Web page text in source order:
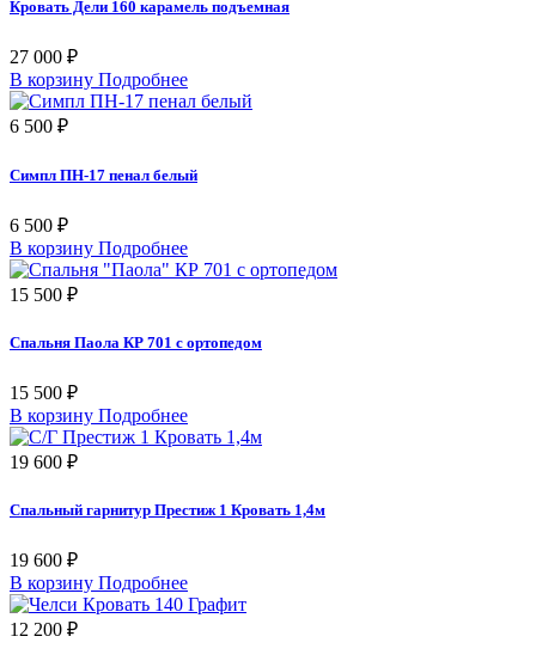
Кровать Дели 160 карамель подъемная
27 000 ₽
В корзину Подробнее
6 500 ₽
Симпл ПН-17 пенал белый
6 500 ₽
В корзину Подробнее
15 500 ₽
Спальня Паола КР 701 с ортопедом
15 500 ₽
В корзину Подробнее
19 600 ₽
Спальный гарнитур Престиж 1 Кровать 1,4м
19 600 ₽
В корзину Подробнее
12 200 ₽